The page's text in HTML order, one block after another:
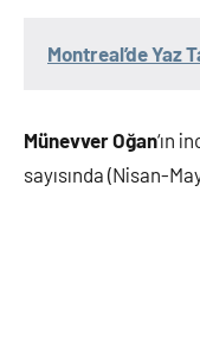
Montreal’de Yaz
Münevver Oğan‘ın
sayısında (Nisan-